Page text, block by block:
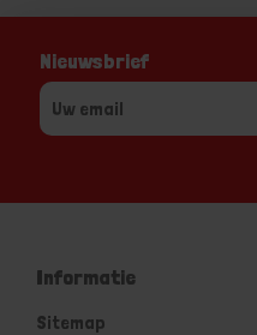
Nieuwsbrief
Informatie
Sitemap